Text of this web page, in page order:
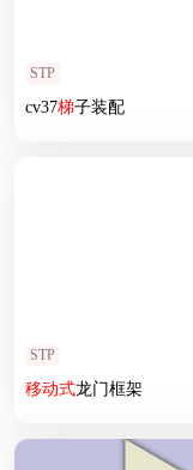
STP
cv37梯子装配
STP
移动式龙门框架